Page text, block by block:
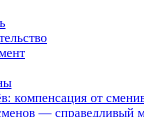
компенсация от
— справедливый